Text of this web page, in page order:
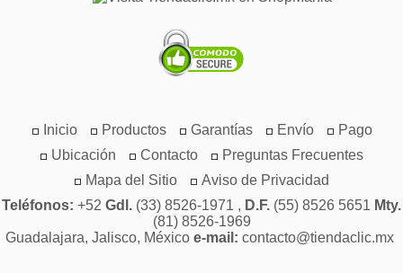
Inicio Productos Garantías Envío
Pago
Ubicación
Contacto
Preguntas Frecuentes
Mapa del Sitio
Aviso de Privacidad
Teléfonos: +52 Gdl. (33) 8526-1971 , D.F. (55) 8526 5651 Mty.
(81) 8526-1969
Guadalajara, Jalisco, México e-mail: contacto@tiendaclic.mx